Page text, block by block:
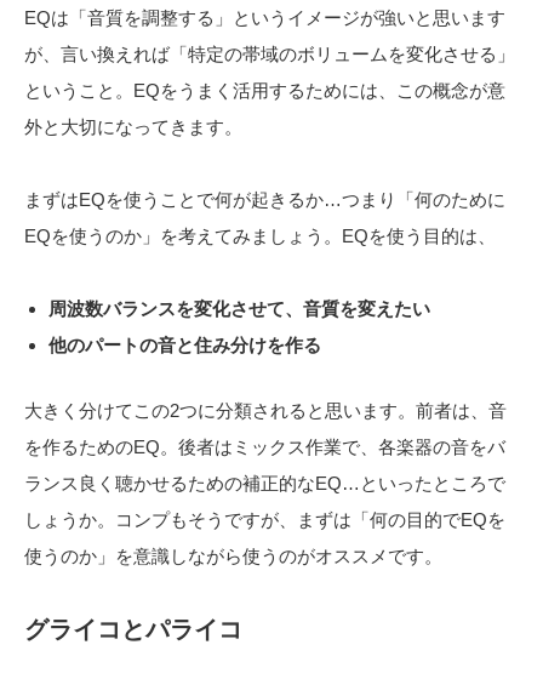
EQは「音質を調整する」というイメージが強いと思います
が、言い換えれば「特定の帯域のボリュームを変化させる」
ということ。EQをうまく活用するためには、この概念が意
外と大切になってきます。
まずはEQを使うことで何が起きるか…つまり「何のために
EQを使うのか」を考えてみましょう。EQを使う目的は、
周波数バランスを変化させて、音質を変えたい
他のパートの音と住み分けを作る
大きく分けてこの2つに分類されると思います。前者は、音
を作るためのEQ。後者はミックス作業で、各楽器の音をバ
ランス良く聴かせるための補正的なEQ…といったところで
しょうか。コンプもそうですが、まずは「何の目的でEQを
使うのか」を意識しながら使うのがオススメです。
グライコとパライコ